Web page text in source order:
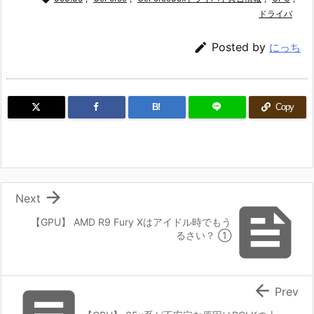
ドライバ
 Posted by にっち
B! Copy

【GPU】 AMD R9 Fury Xはアイドル時でもう
るさい？ ①

Next
 Prev